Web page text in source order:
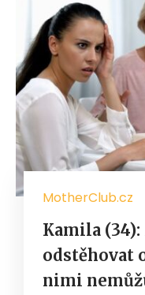
MotherClub.cz
Kamila
odstěhovat
nimi